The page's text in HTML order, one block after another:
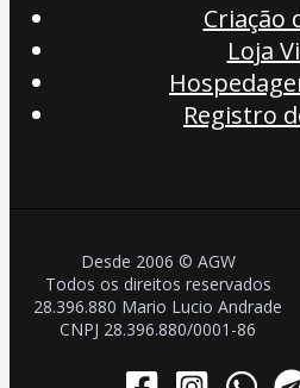
Criação
Loja
Registro
Desde 2006 © AGW
Todos os direitos reservados
28.396.880 Mario Lucio Andrade
CNPJ 28.396.880/0001-86